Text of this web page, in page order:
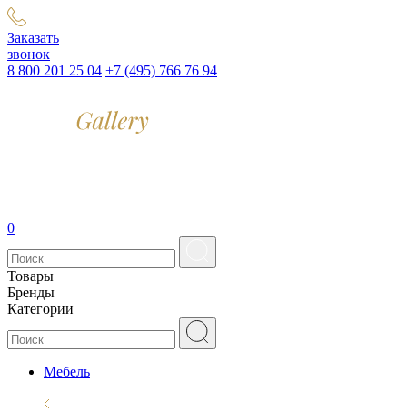
Заказать
звонок
8 800 201 25 04 +7 (495) 766 76 94
0
Товары
Бренды
Категории
Мебель